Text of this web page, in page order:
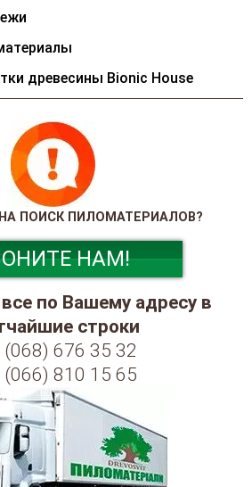
древесины Bionic House
ПОИСК ПИЛОМАТЕРИАЛОВ?
НАМ!
все по Вашему адресу в
строки
(068) 676 35 32
(066) 810 15 65